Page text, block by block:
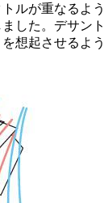
ルが重なるよう
した。デサント
想起させるよう